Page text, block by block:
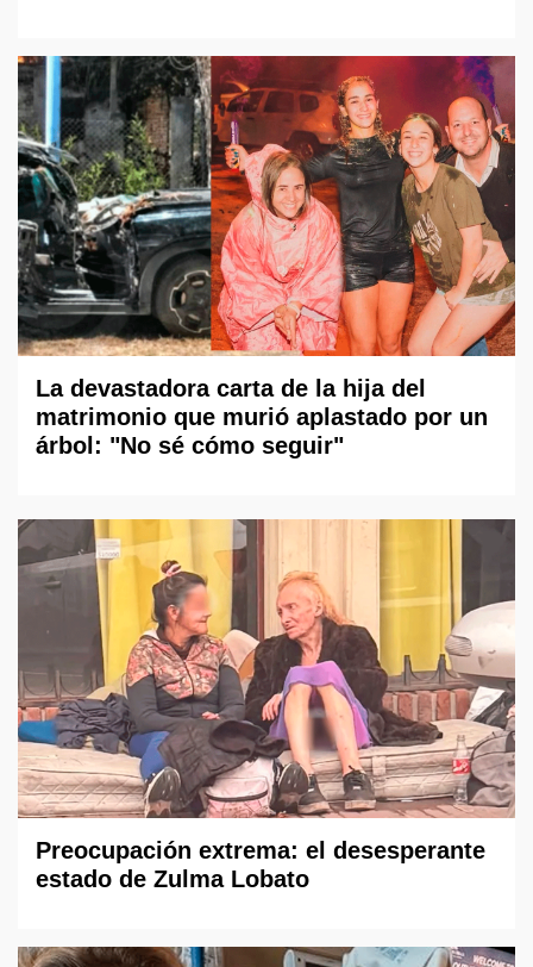
La devastadora carta de la hija del
matrimonio que murió aplastado por un
árbol: "No sé cómo seguir"
Preocupación extrema: el desesperante
estado de Zulma Lobato